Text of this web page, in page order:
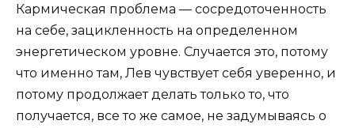
Кармическая проблема — сосредоточенность
на себе, зацикленность на определенном
энергетическом уровне. Случается это, потому
что именно там, Лев чувствует себя уверенно, и
потому продолжает делать только то, что
получается, все то же самое, не задумываясь о